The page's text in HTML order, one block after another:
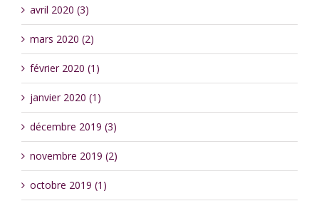
avril 2020 (3)
mars 2020 (2)
février 2020 (1)
janvier 2020 (1)
décembre 2019 (3)
novembre 2019 (2)
octobre 2019 (1)